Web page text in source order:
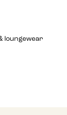
loungewear